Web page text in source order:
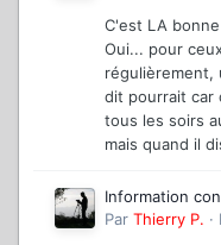
C'est LA
Oui... pour
régulièrement,
dit pourrait car
tous les soirs
mais quand il
Information
Par Thierry P. ·